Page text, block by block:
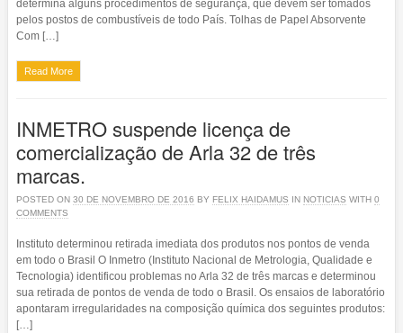
determina alguns procedimentos de segurança, que devem ser tomados
pelos postos de combustíveis de todo País. Tolhas de Papel Absorvente
Com […]
Read More
INMETRO suspende licença de
comercialização de Arla 32 de três
marcas.
POSTED ON 30 DE NOVEMBRO DE 2016 BY FELIX HAIDAMUS IN NOTICIAS WITH 0
COMMENTS
Instituto determinou retirada imediata dos produtos nos pontos de venda
em todo o Brasil O Inmetro (Instituto Nacional de Metrologia, Qualidade e
Tecnologia) identificou problemas no Arla 32 de três marcas e determinou
sua retirada de pontos de venda de todo o Brasil. Os ensaios de laboratório
apontaram irregularidades na composição química dos seguintes produtos:
[…]